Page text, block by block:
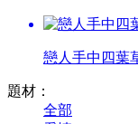
戀人手中四葉
題材：
全部